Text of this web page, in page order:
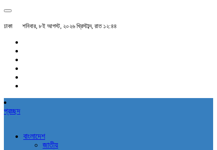
ঢাকা শনিবার, ৮ই আগস্ট, ২০২৬ খ্রিস্টাব্দ, রাত ১২:৪৪
প্রচ্ছদ
বাংলাদেশ
জাতীয়